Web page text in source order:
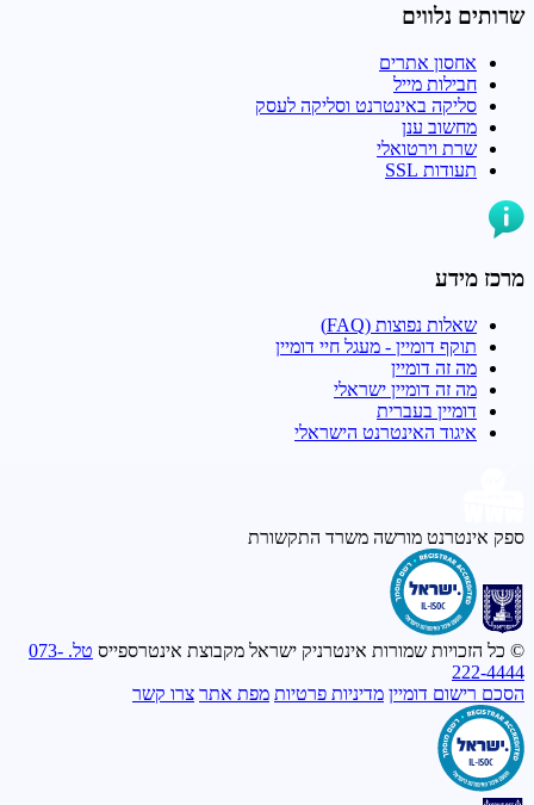
שרותים נלווים
אחסון אתרים
חבילות מייל
סליקה באינטרנט וסליקה לעסק
מחשוב ענן
שרת וירטואלי
תעודות SSL
מרכז מידע
שאלות נפוצות (FAQ)
תוקף דומיין - מעגל חיי דומיין
מה זה דומיין
מה זה דומיין ישראלי
דומיין בעברית
איגוד האינטרנט הישראלי
ספק אינטרנט מורשה משרד התקשורת
© כל הזכויות שמורות אינטרניק ישראל מקבוצת אינטרספייס
טל. 073-
222-4444
הסכם רישום דומיין מדיניות פרטיות מפת אתר צרו קשר